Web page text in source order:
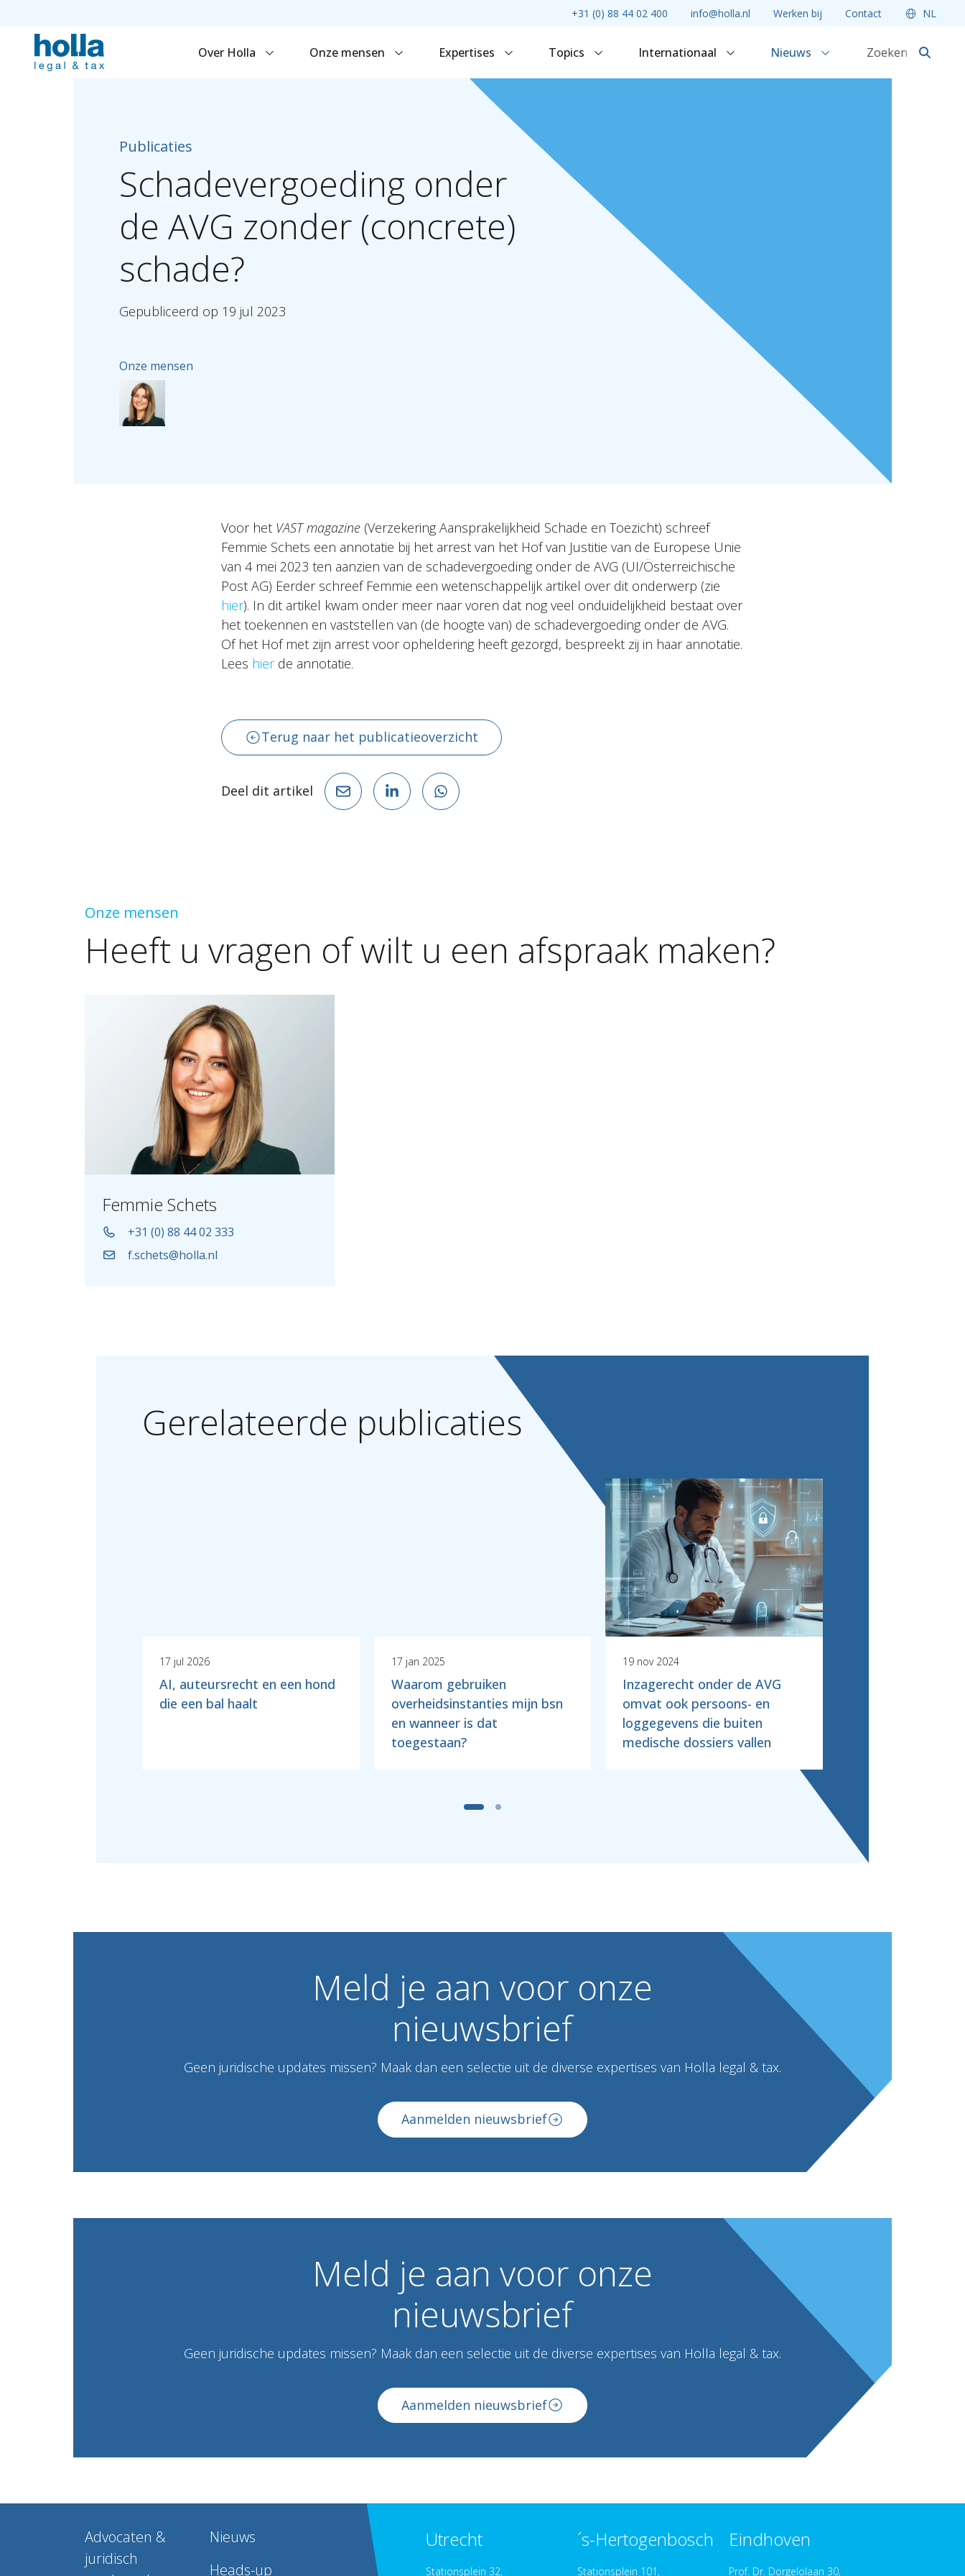
+31 (0) 88 44 02 400 info@holla.nl Werken bij Contact NL
Over Holla Onze mensen Expertises Topics Internationaal Nieuws
Publicaties
Schadevergoeding onder
de AVG zonder (concrete)
schade?
Gepubliceerd op 19 jul 2023
Onze mensen
Voor het VAST magazine (Verzekering Aansprakelijkheid Schade en Toezicht) schreef
Femmie Schets een annotatie bij het arrest van het Hof van Justitie van de Europese Unie
van 4 mei 2023 ten aanzien van de schadevergoeding onder de AVG (UI/Österreichische
Post AG) Eerder schreef Femmie een wetenschappelijk artikel over dit onderwerp (zie
hier). In dit artikel kwam onder meer naar voren dat nog veel onduidelijkheid bestaat over
het toekennen en vaststellen van (de hoogte van) de schadevergoeding onder de AVG.
Of het Hof met zijn arrest voor opheldering heeft gezorgd, bespreekt zij in haar annotatie.
Lees hierde annotatie.
Terug naar het publicatieoverzicht
Deel dit artikel
Onze mensen
Heeft u vragen ofwilt u een afspraak maken?
Femmie Schets
+31 (0) 88 44 02 333
f.schets@holla.nl
Gerelateerde publicaties
17 jul 2026
AI, auteursrecht en een hond
die een bal haalt
17 jan 2025
Waarom gebruiken
overheidsinstanties mijn bsn
en wanneer is dat
toegestaan?
19 nov 2024
Inzagerecht onder de AVG
omvat ook persoons- en
loggegevens die buiten
medische dossiers vallen
Meld je aan voor onze
nieuwsbrief
Geen juridische updates missen? Maak dan een selectie uit de diverse expertises van Holla legal & tax.
Aanmelden nieuwsbrief
Meld je aan voor onze
nieuwsbrief
Geen juridische updates missen? Maak dan een selectie uit de diverse expertises van Holla legal & tax.
Aanmelden nieuwsbrief
Advocaten &
juridisch
Nieuws
Heads-up
Utrecht
Stationsplein 32,
´s-Hertogenbosch
Stationsplein 101,
Eindhoven
Prof. Dr. Dorgelolaan 30,